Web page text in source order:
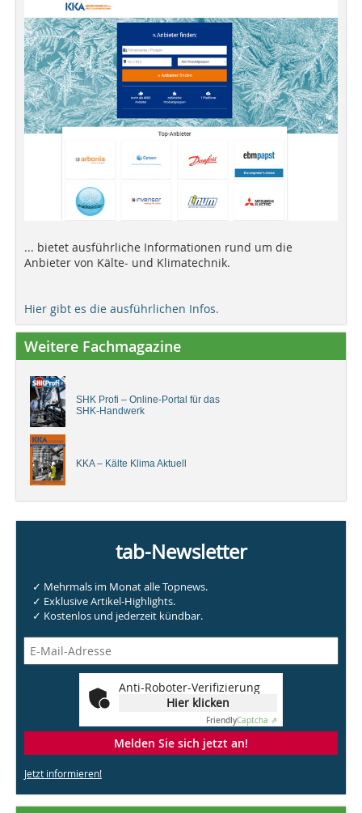
... bietet ausführliche Informationen rund um die
Anbieter von Kälte- und Klimatechnik.
Hier gibt es die ausführlichen Infos.
Weitere Fachmagazine
SHK Profi – Online-Portal für das
SHK-Handwerk
KKA – Kälte Klima Aktuell
tab-Newsletter
✓ Mehrmals im Monat alle Topnews.
✓ Exklusive Artikel-Highlights.
✓ Kostenlos und jederzeit kündbar.
Anti-Roboter-Verifizierung
Hier klicken
FriendlyCaptcha ⇗
Melden Sie sich jetzt an!
Jetzt informieren!